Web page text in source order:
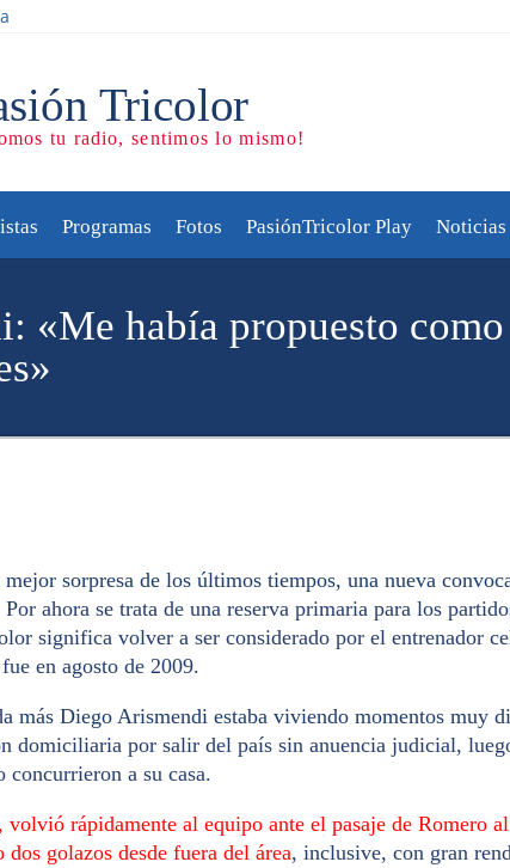
Programas Fotos PasiónTricolor Play Noticias
«Me había propuesto como
sorpresa de los últimos tiempos, una nueva
Por ahora se trata de una reserva primaria para los
significa volver a ser considerado por el entrenador
en agosto de 2009.
más Diego Arismendi estaba viviendo momentos muy
domiciliaria por salir del país sin anuencia judicial,
concurrieron a su casa.
volvió rápidamente al equipo ante el pasaje de Romero
golazos desde fuera del área, inclusive, con gran